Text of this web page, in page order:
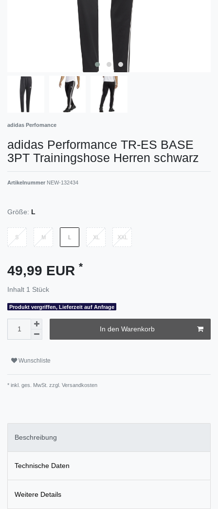
adidas Perfomance
adidas Performance TR-ES BASE
3PT Trainingshose Herren schwarz
Artikelnummer NEW-132434
Größe: L
49,99 EUR *
Inhalt 1 Stück
Produkt vergriffen, Lieferzeit auf Anfrage
In den Warenkorb
Wunschliste
* inkl. ges. MwSt. zzgl. Versandkosten
Beschreibung
Technische Daten
Weitere Details